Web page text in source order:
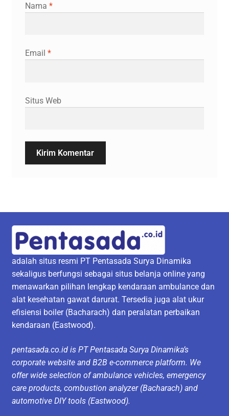
Nama *
Email *
Situs Web
adalah situs resmi PT Pentasada Surya Dinamika
sekaligus berfungsi sebagai situs belanja online yang
menawarkan pilihan lengkap kendaraan ambulance dan
alat kesehatan gawat darurat. Tersedia juga alat ukur
efisiensi boiler (Bacharach) dan peralatan perbaikan
kendaraan (Eastwood).
pentasada.co.id is PT Pentasada Surya Dinamika’s
corporate website and B2B e-commerce platform. We
offer wide selection of ambulance vehicles, emergency
care products, combustion analyzer (Bacharach) and
automotive DIY tools (Eastwood).